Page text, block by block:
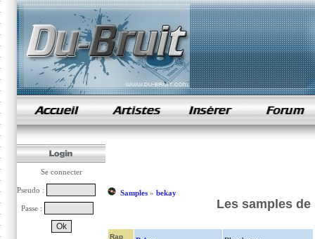
samples de rap
Se connecter
Pseudo :
Passe :
Samples» bekay
Les samples
Rap